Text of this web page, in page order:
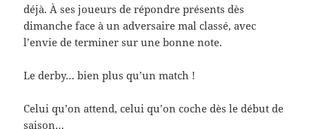
déjà. À ses joueurs de répondre présents dès
dimanche face à un adversaire mal classé, avec
l’envie de terminer sur une bonne note.
Le derby… bien plus qu’un match !
Celui qu’on attend, celui qu’on coche dès le début de
saison…